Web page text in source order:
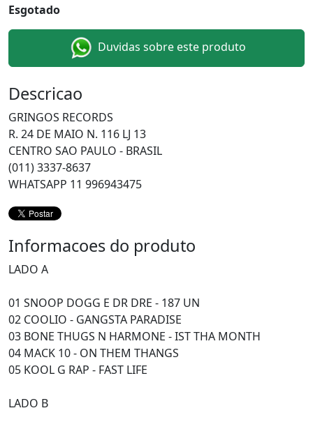
Esgotado
Duvidas sobre este produto
Descricao
GRINGOS RECORDS
R. 24 DE MAIO N. 116 LJ 13
CENTRO SAO PAULO - BRASIL
(011) 3337-8637
WHATSAPP 11 996943475
Informacoes do produto
LADO A
01 SNOOP DOGG E DR DRE - 187 UN
02 COOLIO - GANGSTA PARADISE
03 BONE THUGS N HARMONE - IST THA MONTH
04 MACK 10 - ON THEM THANGS
05 KOOL G RAP - FAST LIFE
LADO B